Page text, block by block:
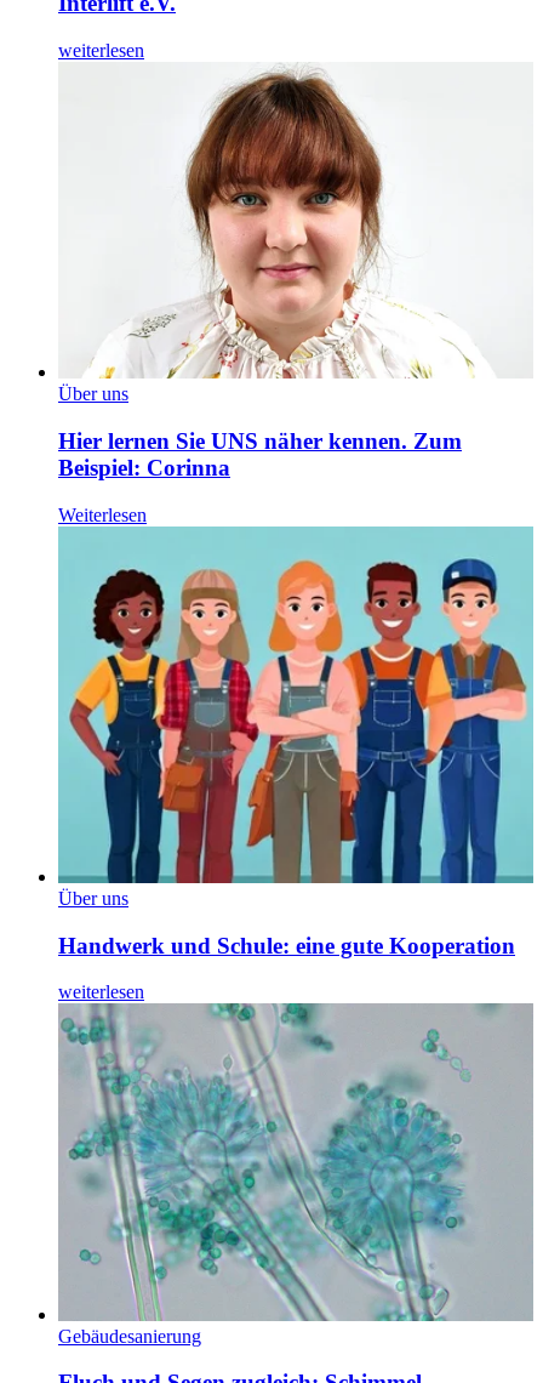
weiterlesen
Über uns
Hier lernen Sie UNS näher kennen. Zum
Beispiel: Corinna
Weiterlesen
Über uns
Handwerk und Schule: eine gute Kooperation
weiterlesen
Gebäudesanierung